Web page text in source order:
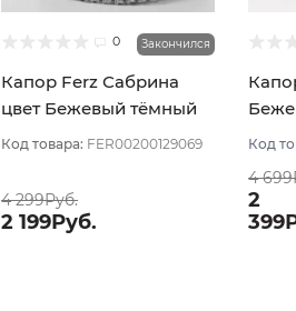
0 Закончился
Капор Ferz Сабрина
цвет Бежевый тёмный
Код товара: FER00200129069
4 299Руб.
2 199Руб.
Код
4
2